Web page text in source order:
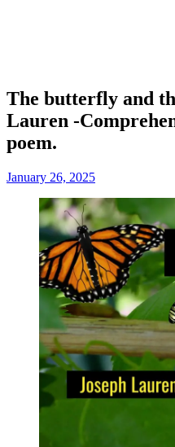
The butterfly and
Lauren -
poem.
January 26, 2025